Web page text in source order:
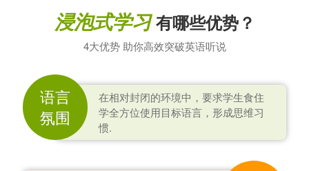
浸泡式学习有哪些优势？
4大优势 助你高效突破英语听说
语言
氛围
在相对封闭的环境中，要求学生食住
学全方位使用目标语言，形成思维习
惯.